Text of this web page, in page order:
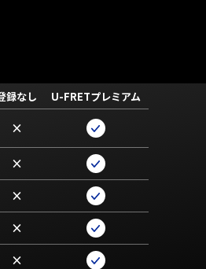
録なし U-FRETプレミアム
×
×
×
×
×